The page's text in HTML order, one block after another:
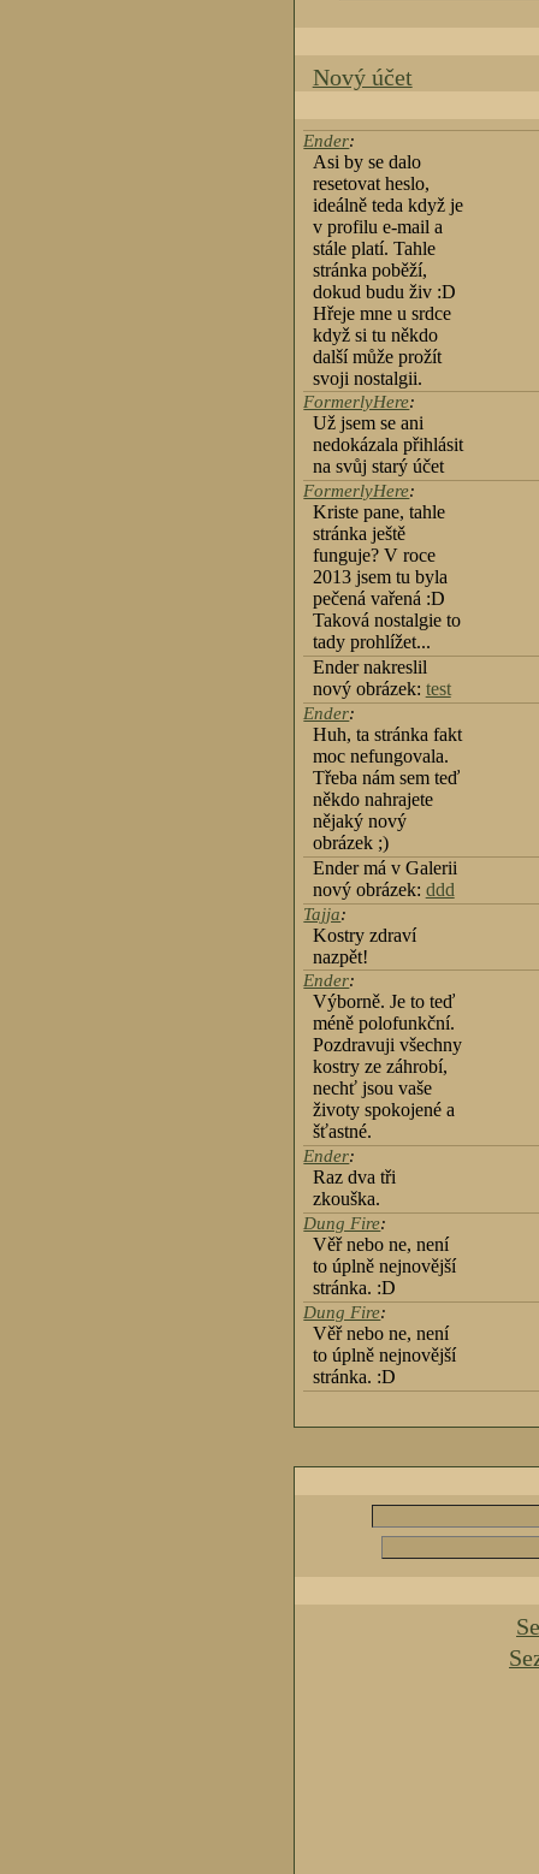
Nový účet
Ender:
Asi by se dalo
resetovat heslo,
ideálně teda když je
v profilu e-mail a
stále platí. Tahle
stránka poběží,
dokud budu živ :D
Hřeje mne u srdce
když si tu někdo
další může prožít
svoji nostalgii.
FormerlyHere:
Už jsem se ani
nedokázala přihlásit
na svůj starý účet
FormerlyHere:
Kriste pane, tahle
stránka ještě
funguje? V roce
2013 jsem tu byla
pečená vařená :D
Taková nostalgie to
tady prohlížet...
Ender nakreslil
nový obrázek: test
Ender:
Huh, ta stránka fakt
moc nefungovala.
Třeba nám sem teď
někdo nahrajete
nějaký nový
obrázek ;)
Ender má v Galerii
nový obrázek: ddd
Tajja:
Kostry zdraví
nazpět!
Ender:
Výborně. Je to teď
méně polofunkční.
Pozdravuji všechny
kostry ze záhrobí,
nechť jsou vaše
životy spokojené a
šťastné.
Ender:
Raz dva tři
zkouška.
Dung Fire:
Věř nebo ne, není
to úplně nejnovější
stránka. :D
Dung Fire:
Věř nebo ne, není
to úplně nejnovější
stránka. :D